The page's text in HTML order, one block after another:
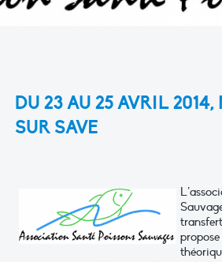
DU 23 AU 25 AVRIL
SUR SAVE